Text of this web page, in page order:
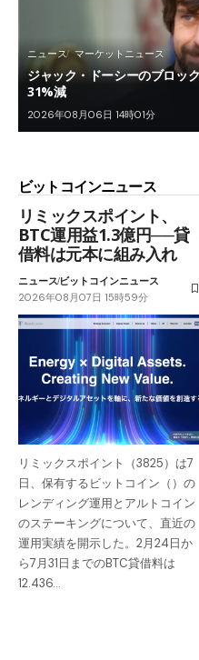
ニュース マーケットニュース
ジャック・ドーシーのブロッ
31%減
2026年08月06日 14時01分
ビットコインニュース
リミックスポイント、
BTC運用益1.3億円──貸
借料は元本に組み入れ
ニュースビットコインニュース
2026年08月07日 15時59分
リミックスポイント（3825）は7
日、保有するビットコイン（）の
レンディング運用とアルトコイン
のステーキングについて、直近の
運用実績を開示した。2月24日か
ら7月31日までのBTC貸借料は
12.436…